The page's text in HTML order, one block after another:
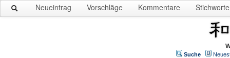
Neueintrag Vorschläge Kommentare Stichworte
Suche